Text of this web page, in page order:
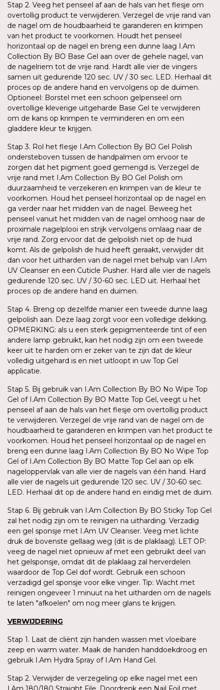
Stap 2. Veeg het penseel af aan de hals van het flesje om
overtollig product te verwijderen. Verzegel de vrije rand van
de nagel om de houdbaarheid te garanderen en krimpen
van het product te voorkomen. Houdt het penseel
horizontaal op de nagel en breng een dunne laag I.Am
Collection By BO Base Gel aan over de gehele nagel, van
de nagelriem tot de vrije rand. Hardt alle vier de vingers
samen uit gedurende 120 sec. UV / 30 sec. LED. Herhaal dit
proces op de andere hand en vervolgens op de duimen.
Optioneel: Borstel met een schoon gelpenseel om
overtollige kleverige uitgeharde Base Gel te verwijderen
om de kans op krimpen te verminderen en om een
gladdere kleur te krijgen.
Stap 3. Rol het flesje I.Am Collection By BO Gel Polish
ondersteboven tussen de handpalmen om ervoor te
zorgen dat het pigment goed gemengd is. Verzegel de
vrije rand met I.Am Collection By BO Gel Polish om
duurzaamheid te verzekeren en krimpen van de kleur te
voorkomen. Houd het penseel horizontaal op de nagel en
ga verder naar het midden van de nagel. Beweeg het
penseel vanuit het midden van de nagel omhoog naar de
proximale nagelplooi en strijk vervolgens omlaag naar de
vrije rand. Zorg ervoor dat de gelpolish niet op de huid
komt. Als de gelpolish de huid heeft geraakt, verwijder dit
dan voor het uitharden van de nagel met behulp van I.Am
UV Cleanser en een Cuticle Pusher. Hard alle vier de nagels
gedurende 120 sec. UV / 30-60 sec. LED uit. Herhaal het
proces op de andere hand en duimen.
Stap 4. Breng op dezelfde manier een tweede dunne laag
gelpolish aan. Deze laag zorgt voor een volledige dekking.
OPMERKING: als u een sterk gepigmenteerde tint of een
andere lamp gebruikt, kan het nodig zijn om een tweede
keer uit te harden om er zeker van te zijn dat de kleur
volledig uitgehard is en niet uitloopt in uw Top Gel
applicatie.
Stap 5. Bij gebruik van I.Am Collection By BO No Wipe Top
Gel of I.Am Collection By BO Matte Top Gel, veegt u het
penseel af aan de hals van het flesje om overtollig product
te verwijderen. Verzegel de vrije rand van de nagel om de
houdbaarheid te garanderen en krimpen van het product te
voorkomen. Houd het penseel horizontaal op de nagel en
breng een dunne laag I.Am Collection By BO No Wipe Top
Gel of I.Am Collection By BO Matte Top Gel aan op elk
nageloppervlak van alle vier de nagels van één hand. Hard
alle vier de nagels uit gedurende 120 sec. UV / 30-60 sec.
LED. Herhaal dit op de andere hand en eindig met de duim.
Stap 6. Bij gebruik van I.Am Collection By BO Sticky Top Gel
zal het nodig zijn om te reinigen na uitharding. Verzadig
een gel sponsje met I.Am UV Cleanser. Veeg met lichte
druk de bovenste gellaag weg (dit is de plaklaag). LET OP:
veeg de nagel niet opnieuw af met een gebruikt deel van
het gelsponsje, omdat dit de plaklaag zal herverdelen
waardoor de Top Gel dof wordt. Gebruik een schoon
verzadigd gel sponsje voor elke vinger. Tip: Wacht met
reinigen ongeveer 1 minuut na het uitharden om de nagels
te laten "afkoelen" om nog meer glans te krijgen.
VERWIJDERING
Stap 1. Laat de cliënt zijn handen wassen met vloeibare
zeep en warm water. Maak de handen handdoekdroog en
gebruik I.Am Hydra Spray of I.Am Hand Gel.
Stap 2. Verwijder de verzegeling op elke nagel met een